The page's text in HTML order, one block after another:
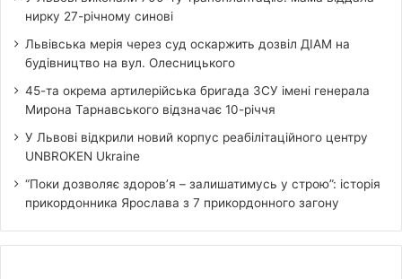
нирку 27-річному синові
Львівська мерія через суд оскаржить дозвіл ДІАМ на
будівництво на вул. Олесницького
45-та окрема артилерійська бригада ЗСУ імені генерала
Мирона Тарнавського відзначає 10-річчя
У Львові відкрили новий корпус реабілітаційного центру
UNBROKEN Ukraine
“Поки дозволяє здоров’я – залишатимусь у строю”: історія
прикордонника Ярослава з 7 прикордонного загону